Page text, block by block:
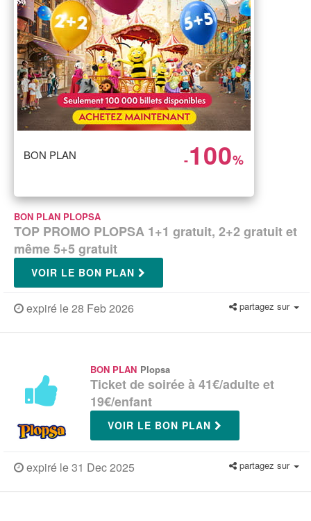
BON PLAN -100%
BON PLAN PLOPSA
TOP PROMO PLOPSA 1+1 gratuit, 2+2 gratuit et
même 5+5 gratuit
VOIR LE BON PLAN
expiré le 28 Feb 2026 partagez sur
BON PLAN Plopsa
Ticket de soirée à 41€/adulte et
19€/enfant
VOIR LE BON PLAN
expiré le 31 Dec 2025 partagez sur